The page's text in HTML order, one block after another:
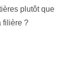
plutôt que
filière ?